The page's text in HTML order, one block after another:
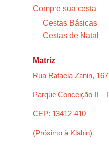
Compre sua cesta
Cestas Básicas
Cestas de Natal
Matriz
Rua Rafaela Zanin, 167
Parque Conceição II –
CEP: 13412-410
(Próximo à Klabin)